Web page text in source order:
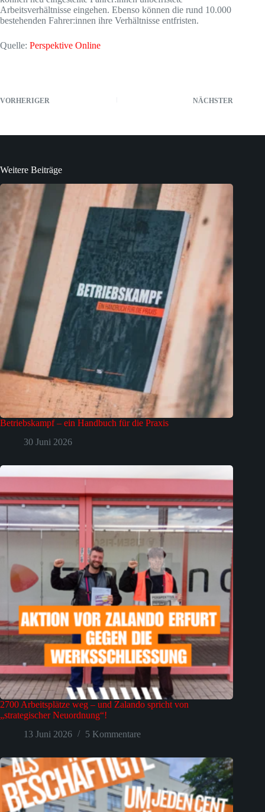
Arbeitsverhältnisse eingehen. Ebenso können die rund 10.000
bestehenden Fahrer:innen ihre Verhältnisse entfristen.
Quelle: Perspektive Online
VORHERIGER NÄCHSTER
Weitere Beiträge
Betriebskampf – ein Handbuch für die Praxis
30 Juni 2026
2700 Arbeitsplätze weg – und Zalando spricht von
„strategischer Neuordnung“!
13 Juni 2026
5 Kommentare